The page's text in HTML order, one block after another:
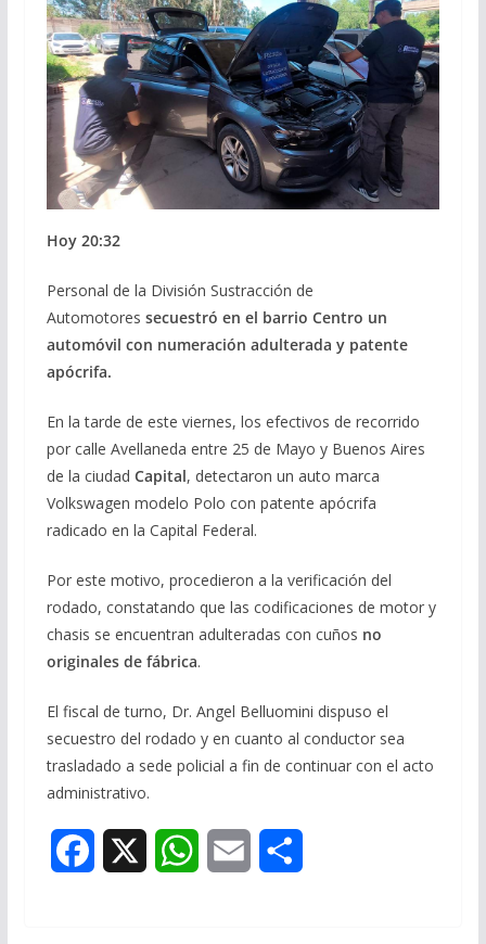
Hoy 20:32
Personal de la División Sustracción de
Automotores secuestró en el barrio Centro un
automóvil con numeración adulterada y patente
apócrifa.
En la tarde de este viernes, los efectivos de recorrido
por calle Avellaneda entre 25 de Mayo y Buenos Aires
de la ciudad Capital, detectaron un auto marca
Volkswagen modelo Polo con patente apócrifa
radicado en la Capital Federal.
Por este motivo, procedieron a la verificación del
rodado, constatando que las codificaciones de motor y
chasis se encuentran adulteradas con cuños no
originales de fábrica.
El fiscal de turno, Dr. Angel Belluomini dispuso el
secuestro del rodado y en cuanto al conductor sea
trasladado a sede policial a fin de continuar con el acto
administrativo.
W